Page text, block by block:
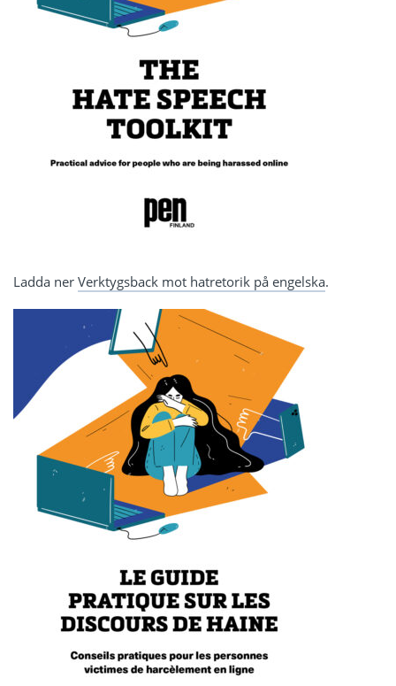
Ladda ner Verktygsback mot hatretorik på engelska.